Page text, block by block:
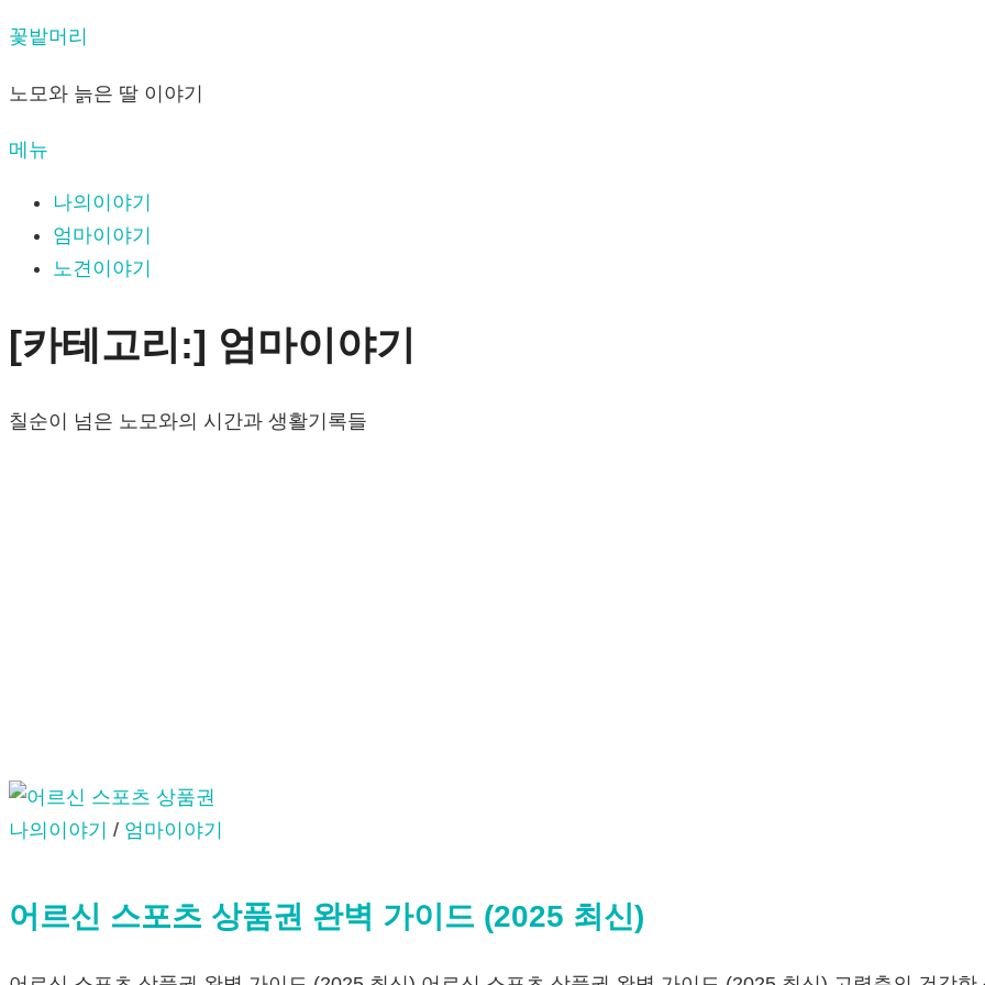
내
으
꽃밭머리
노모와 늙은 딸 이야기
메뉴
나의이야기
엄마이야기
노견이야기
[카테고리:] 엄마이야기
칠순이 넘은 노모와의 시간과 생활기록들
나의이야기 / 엄마이야기
어르신 스포츠 상품권 완벽 가이드 (2025 최신)